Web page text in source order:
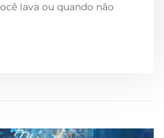
lava ou quando não